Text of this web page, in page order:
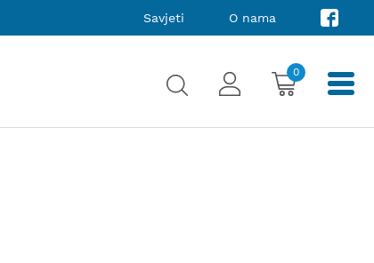
Savjeti O nama
0